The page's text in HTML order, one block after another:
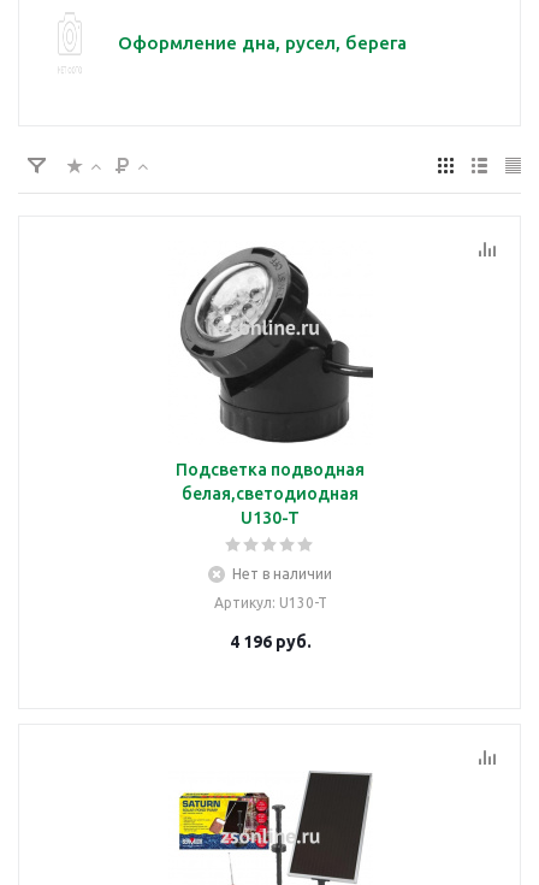
Оформление дна, русел, берега
Подсветка подводная
белая,светодиодная
U130-T
Нет в наличии
Артикул: U130-T
4 196руб.